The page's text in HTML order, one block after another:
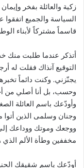
زكية والعائلة بفخر
السياسة والجميع
قاسماً مشتركاً لأبناء
أتذكر عندما طلبت منك
التوقيع آنذاك فقلت له
يجنّزني. وكنت دائماً
وحسب، بل أنا أصلي من
وأودّعك باسم العائلة
وجنان وسلمى الذين
ووجعك وموتك ووداعك
مخففين وطأة الألم
أودّعك باسم شقيقك